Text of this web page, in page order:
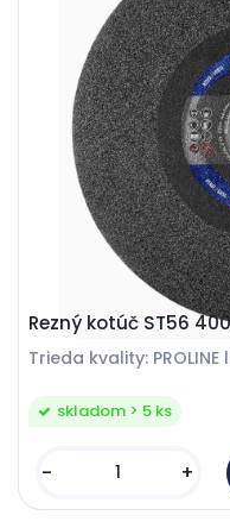
Rezný kotúč ST56
Trieda kvality: PROLINE
skladom > 5 ks
- +